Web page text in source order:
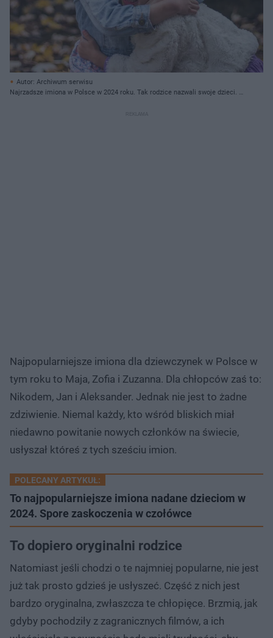
Autor: Archiwum serwisu
Najrzadsze imiona w Polsce w 2024 roku. Tak rodzice nazwali swoje dzieci. O
Najpopularniejsze imiona dla dziewczynek w Polsce w
tym roku to Maja, Zofia i Zuzanna. Dla chłopców zaś to:
Nikodem, Jan i Aleksander. Jednak nie jest to żadne
zdziwienie. Niemal każdy, kto wśród bliskich miał
niedawno powitanie nowych członków na świecie,
usłyszał któreś z tych sześciu imion.
POLECANY ARTYKUŁ:
To najpopularniejsze imiona nadane dzieciom w
2024. Spore zaskoczenia w czołówce
To dopiero oryginalni rodzice
Natomiast jeśli chodzi o te najmniej popularne, nie jest
już tak prosto gdzieś je usłyszeć. Część z nich jest
bardzo oryginalna, zwłaszcza te chłopięce. Brzmią, jak
gdyby pochodziły z zagranicznych filmów, a ich